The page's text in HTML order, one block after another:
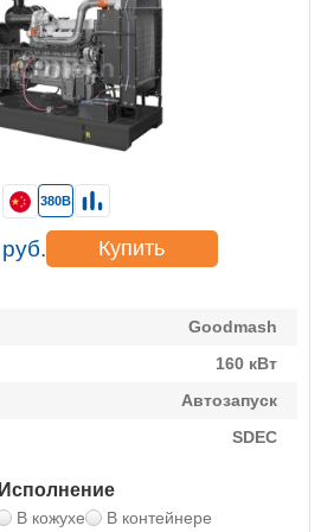
Goodmash
160 кВт
Автозапуск
SDEC
Исполнение
В кожухе В контейнере
380В
руб. Купить